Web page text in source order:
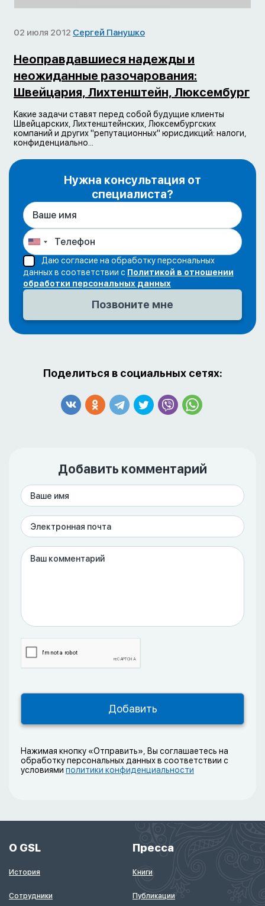
02 июля 2012 Сергей Панушко
Неоправдавшиеся надежды и
неожиданные разочарования:
Швейцария, Лихтенштейн, Люксембург
Какие задачи ставят перед собой будущие клиенты
Швейцарских, Лихтенштейнских, Люксембургских
компаний и других "репутационных" юрисдикций: налоги,
конфиденциально...
Нужна консультация от
специалиста?
Даю согласие на обработку персональных
данных в соответствии с Политикой в отношении
обработки персональных данных
Поделиться в социальных сетях:
Добавить комментарий
Нажимая кнопку «Отправить», Вы соглашаетесь на
обработку персональных данных в соответствии с
условиями политики конфиденциальности
О GSL
История
Сотрудники
Пресса
Книги
Публикации